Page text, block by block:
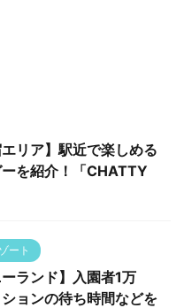
エリア】駅近で楽しめる
を紹介！「CHATTY
ート
ーランド】入園者1万
ョンの待ち時間などを